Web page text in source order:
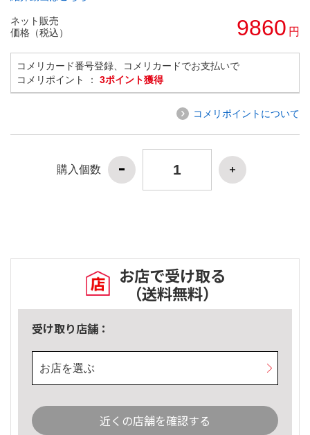
ネット販売
価格（税込）
9860 円
コメリカード番号登録、コメリカードでお支払いで
コメリポイント ： 3ポイント獲得
コメリポイントについて
購入個数
お店で受け取る
（送料無料）
受け取り店舗：
お店を選ぶ
近くの店舗を確認する